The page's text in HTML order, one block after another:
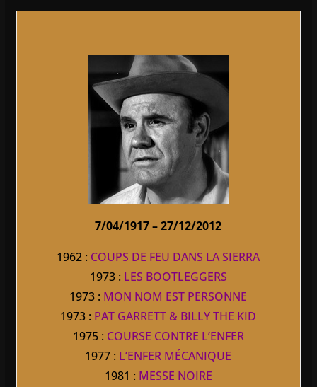
7/04/1917 – 27/12/2012
1962 : COUPS DE FEU DANS LA SIERRA
1973 : LES BOOTLEGGERS
1973 : MON NOM EST PERSONNE
1973 : PAT GARRETT & BILLY THE KID
1975 : COURSE CONTRE L’ENFER
1977 : L’ENFER MÉCANIQUE
1981 : MESSE NOIRE